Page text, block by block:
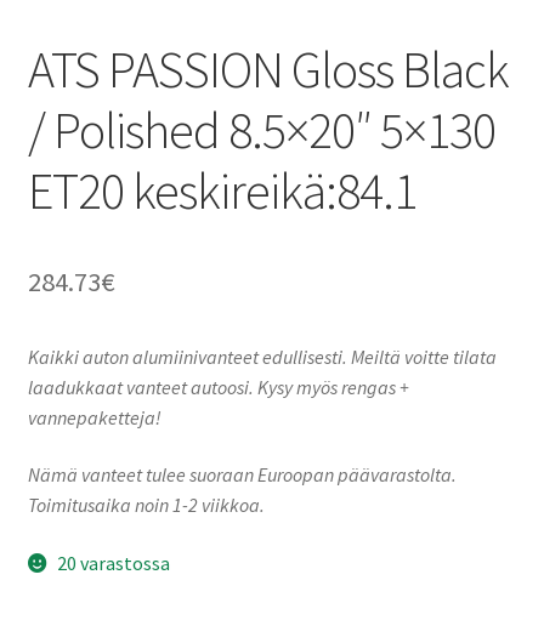
ATS PASSION Gloss Black
/ Polished 8.5×20″ 5×130
ET20 keskireikä:84.1
284.73€
Kaikki auton alumiinivanteet edullisesti. Meiltä voitte tilata
laadukkaat vanteet autoosi. Kysy myös rengas +
vannepaketteja!
Nämä vanteet tulee suoraan Euroopan päävarastolta.
Toimitusaika noin 1-2 viikkoa.
20 varastossa